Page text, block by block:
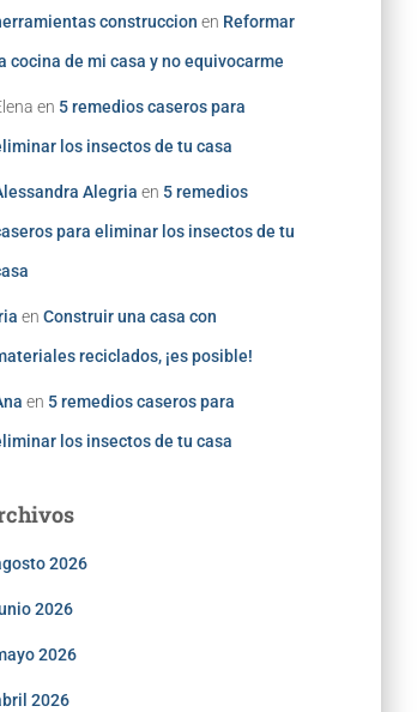
construccion en Reformar
cocina de mi casa y no equivocarme
en 5 remedios caseros para
los insectos de tu casa
Alegria en 5 remedios
para eliminar los insectos de tu
en Construir una casa con
reciclados, ¡es posible!
en 5 remedios caseros para
los insectos de tu casa
2026
2026
2026
2026